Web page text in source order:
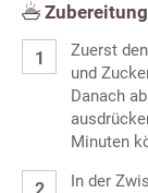
Zubereitung
Zuerst
und
Danach
Minuten
In der